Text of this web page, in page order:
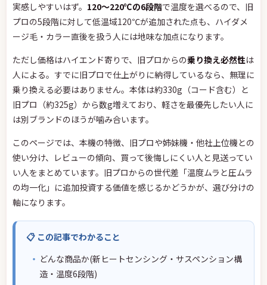
実感しやすいはず。 120〜220℃の6段階で温度を選べるので、旧
プロの5段階に対して低温域120℃が追加された点も、ハイダメ
ージ毛・カラー直後を扱う人には地味な加点になります。
ただし価格はハイエンド寄りで、旧プロからの乗り換え必然性は
人による。すでに旧プロで仕上がりに納得しているなら、無理に
乗り換える必要はありません。本体は約330g（コード含む）と
旧プロ（約325g）から数g増えており、軽さを最優先したい人に
は別ブランドのほうが噛み合います。
このページでは、本機の特徴、旧プロや姉妹機・他社上位機との
使い分け、レビューの傾向、買って後悔しにくい人と見送ってい
い人をまとめています。旧プロからの世代差「温度ムラと圧ムラ
の均一化」に追加投資する価値を感じるかどうかが、選び分けの
軸になります。
📋 この記事でわかること
どんな商品か(新ヒートセンシング・サスペンション構
造・温度6段階)